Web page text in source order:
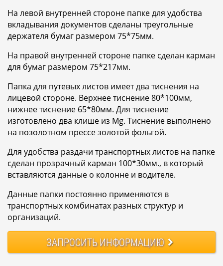
На левой внутренней стороне папке для удобства
вкладывания документов сделаны треугольные
держателя бумаг размером 75*75мм.
На правой внутренней стороне папке сделан карман
для бумаг размером 75*217мм.
Папка для путевых листов имеет два тиснения на
лицевой стороне. Верхнее тиснение 80*100мм,
нижнее тиснение 65*80мм. Для тиснение
изготовлено два клише из Mg. Тиснение выполнено
на позолотном прессе золотой фольгой.
Для удобства раздачи транспортных листов на папке
сделан прозрачный карман 100*30мм., в который
вставляются данные о колонне и водителе.
Данные папки постоянно применяются в
транспортных комбинатах разных структур и
организаций.
ЗАПРОСИТЬИНФОРМАЦИЮ